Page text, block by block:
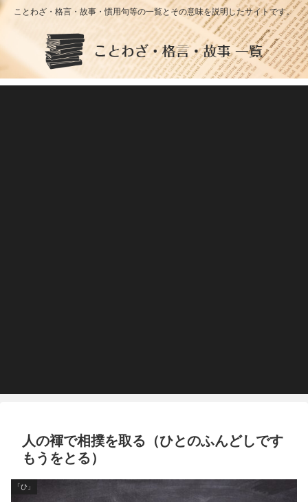
ことわざ・格言・故事・慣用句等の一覧とその意味を説明したサイトです。
人の褌で相撲を取る（ひとのふんどしです
もうをとる）
「ひ」